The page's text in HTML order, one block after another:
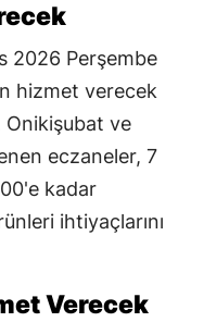
2026 Perşembe
hizmet verecek
ve
eczaneler, 7
kadar
ihtiyaçlarını
Verecek